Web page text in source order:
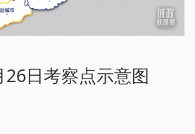
日考察点示意图